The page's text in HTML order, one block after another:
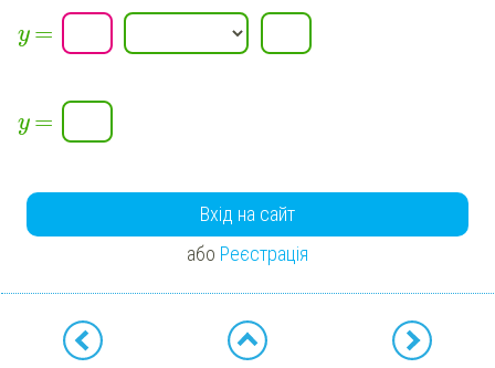
y =
y =
Вхід на сайт
або Реєстрація